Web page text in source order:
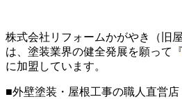
株式会社リフォームかがやき（旧
は、塗装業界の健全発展を願って『
に加盟しています。
■外壁塗装・屋根工事の職人直営店